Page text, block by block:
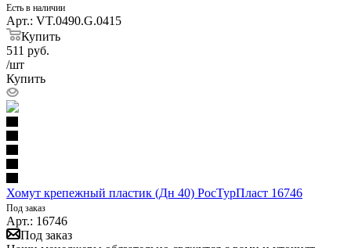
Есть в наличии
Арт.: VT.0490.G.0415
Купить
511 руб.
/шт
Купить
Хомут крепежный пластик (Дн 40) РосТурПласт 16746
Под заказ
Арт.: 16746
Под заказ